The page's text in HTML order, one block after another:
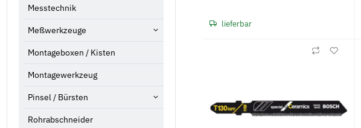
lieferbar
Messtechnik
Meßwerkzeuge
Montageboxen / Kisten
Montagewerkzeug
Pinsel / Bürsten
Rohrabschneider